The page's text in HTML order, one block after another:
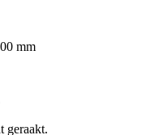
mm
geraakt.